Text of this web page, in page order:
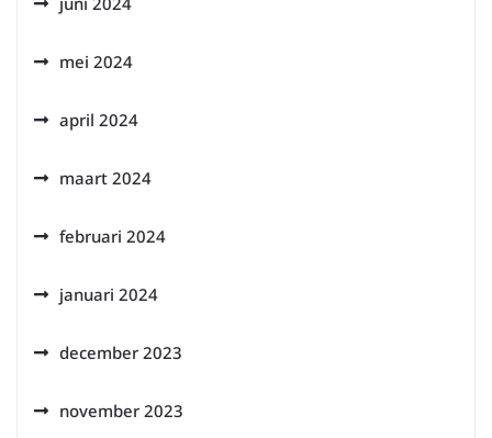
mei 2024
april 2024
maart 2024
februari 2024
januari 2024
december 2023
november 2023